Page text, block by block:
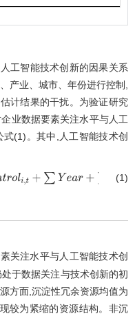
工智能技术创新的因果关系
产业、城市、年份进行控制,
计结果的干扰。为验证研究
业数据要素关注水平与人工
(1)。其中,人工智能技术创
+∑Indu str y+∑City+∑E n pris
(1)
关注水平与人工智能技术创
于数据关注与技术创新的初
方面,沉淀性冗余资源均值为
较为紧缩的资源结构。非沉